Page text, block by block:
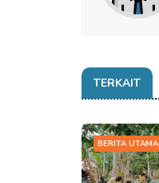
TERKAIT
BERITA UTAMA